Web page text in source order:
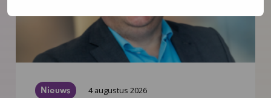
Nieuws 4 augustus 2026